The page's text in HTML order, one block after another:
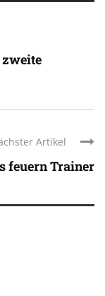
zweite
Artikel
feuern Trainer